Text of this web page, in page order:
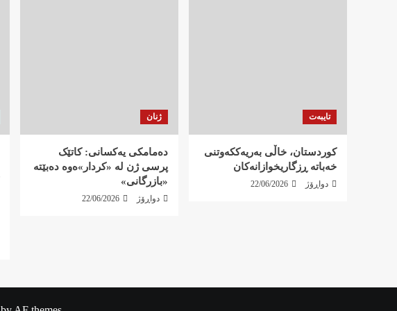
تایبەت
کوردستان، خاڵی بەریەککەوتنی
خەباتە ڕزگاریخوازانەکان
دواڕۆژ 22/06/2026
ژنان
دەمامکی یەکسانی: کاتێک
پرسی ژن لە «کردار»ەوە دەبێتە
«بازرگانی»
دواڕۆژ 22/06/2026